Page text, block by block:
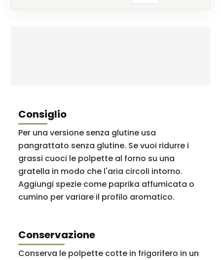
Consiglio
Per una versione senza glutine usa
pangrattato senza glutine. Se vuoi ridurre i
grassi cuoci le polpette al forno su una
gratella in modo che l'aria circoli intorno.
Aggiungi spezie come paprika affumicata o
cumino per variare il profilo aromatico.
Conservazione
Conserva le polpette cotte in frigorifero in un